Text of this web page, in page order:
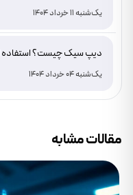
یک‌شنبه 11 خرداد 1404
دانلود
یک‌شنبه 04 خرداد 1404
مقالات مشابه